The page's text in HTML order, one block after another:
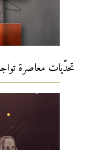
تحدّيات معاصرة